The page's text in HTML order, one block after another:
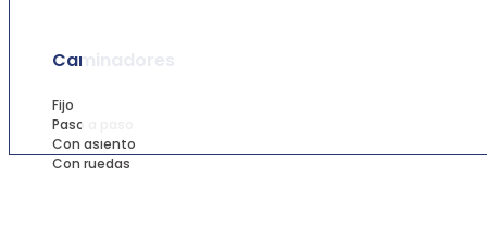
Caminadores
Fijo
Paso a paso
Con asiento
Con ruedas